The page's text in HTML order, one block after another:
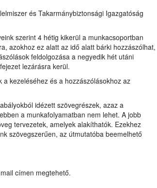
és Takarmánybiztonsági Igazgatóság
szerint 4 hétig kikerül a munkacsoportban
azokhoz ez alatt az idő alatt bárki hozzászólhat,
feldolgozása a negyedik hét utáni
lezárásra kerül.
kezeléséhez és a hozzászólásokhoz az
idézett szövegrészek, azaz a
a munkafolyamatban nem lehet. A jobb
tervezetek, amelyek alakíthatók. Ezekhez
szövegszerűen, az útmutatóba beemelhető
címen megtehető.